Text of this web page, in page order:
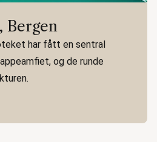
Bergen
har fått en sentral
og de runde